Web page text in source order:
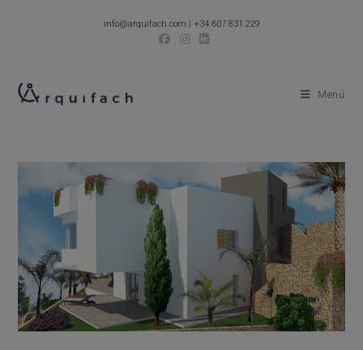
info@arquifach.com | +34 607 831 229
Menú